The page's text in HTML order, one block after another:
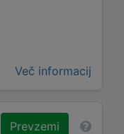
Več informacij
Prevzemi